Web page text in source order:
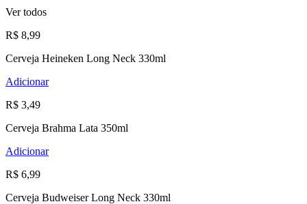
Ver todos
R$ 8,99
Cerveja Heineken Long Neck 330ml
Adicionar
R$ 3,49
Cerveja Brahma Lata 350ml
Adicionar
R$ 6,99
Cerveja Budweiser Long Neck 330ml